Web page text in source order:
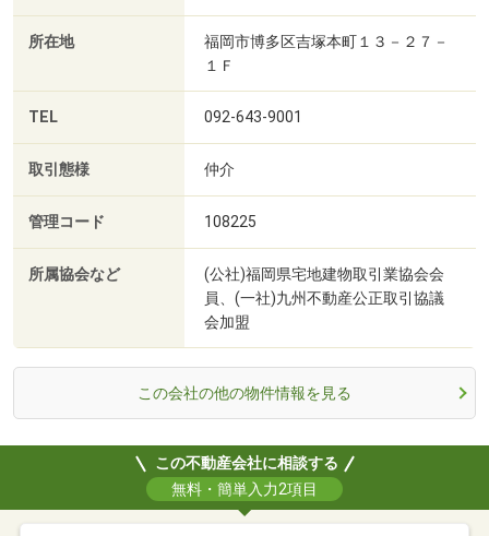
所在地
福岡市博多区吉塚本町１３－２７－
１Ｆ
TEL 092-643-9001
取引態様 仲介
管理コード 108225
所属協会など
(公社)福岡県宅地建物取引業協会会
員、(一社)九州不動産公正取引協議
会加盟
この会社の他の物件情報を見る
この不動産会社に相談する
無料・簡単入力2項目